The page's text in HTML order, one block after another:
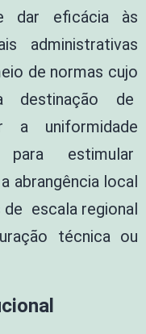
dar eficácia às
administrativas
de normas cujo
destinação de
a uniformidade
para estimular
abrangência local
de escala regional
técnica ou